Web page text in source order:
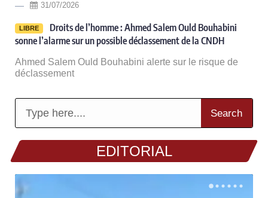
08/08/2026
LIBRE
Edito / Mauritanie-Mali : pourquoi Bamako pousse-t-
il Nouakchott à bout?
Depuis trois ans, les incidents impliquant des
ressortissants mauritaniens au
Search
EDITORIAL